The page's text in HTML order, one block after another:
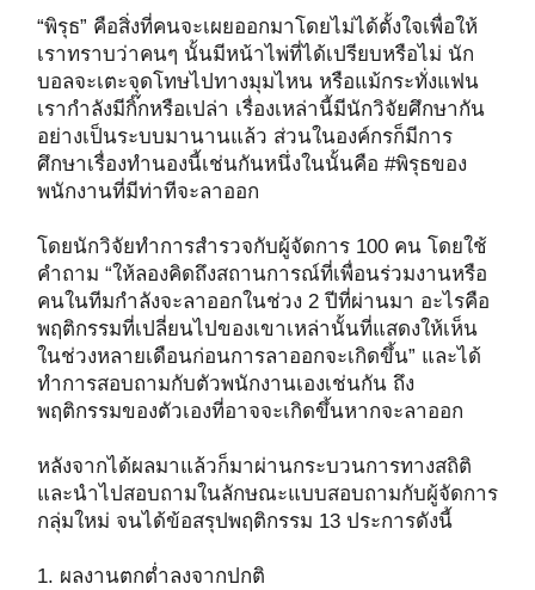
“พิรุธ” คือสิ่งที่คนจะเผยออกมาโดยไม่ได้ตั้งใจเพื่อให้
เราทราบว่าคนๆ นั้นมีหน้าไพ่ที่ได้เปรียบหรือไม่ นัก
บอลจะเตะจุดโทษไปทางมุมไหน หรือแม้กระทั่งแฟน
เรากำลังมีกิ๊กหรือเปล่า เรื่องเหล่านี้มีนักวิจัยศึกษากัน
อย่างเป็นระบบมานานแล้ว ส่วนในองค์กรก็มีการ
ศึกษาเรื่องทำนองนี้เช่นกันหนึ่งในนั้นคือ #พิรุธของ
พนักงานที่มีท่าทีจะลาออก
โดยนักวิจัยทำการสำรวจกับผู้จัดการ 100 คน โดยใช้
คำถาม “ให้ลองคิดถึงสถานการณ์ที่เพื่อนร่วมงานหรือ
คนในทีมกำลังจะลาออกในช่วง 2 ปีที่ผ่านมา อะไรคือ
พฤติกรรมที่เปลี่ยนไปของเขาเหล่านั้นที่แสดงให้เห็น
ในช่วงหลายเดือนก่อนการลาออกจะเกิดขึ้น” และได้
ทำการสอบถามกับตัวพนักงานเองเช่นกัน ถึง
พฤติกรรมของตัวเองที่อาจจะเกิดขึ้นหากจะลาออก
หลังจากได้ผลมาแล้วก็มาผ่านกระบวนการทางสถิติ
และนำไปสอบถามในลักษณะแบบสอบถามกับผู้จัดการ
กลุ่มใหม่ จนได้ข้อสรุปพฤติกรรม 13 ประการดังนี้
1. ผลงานตกต่ำลงจากปกติ